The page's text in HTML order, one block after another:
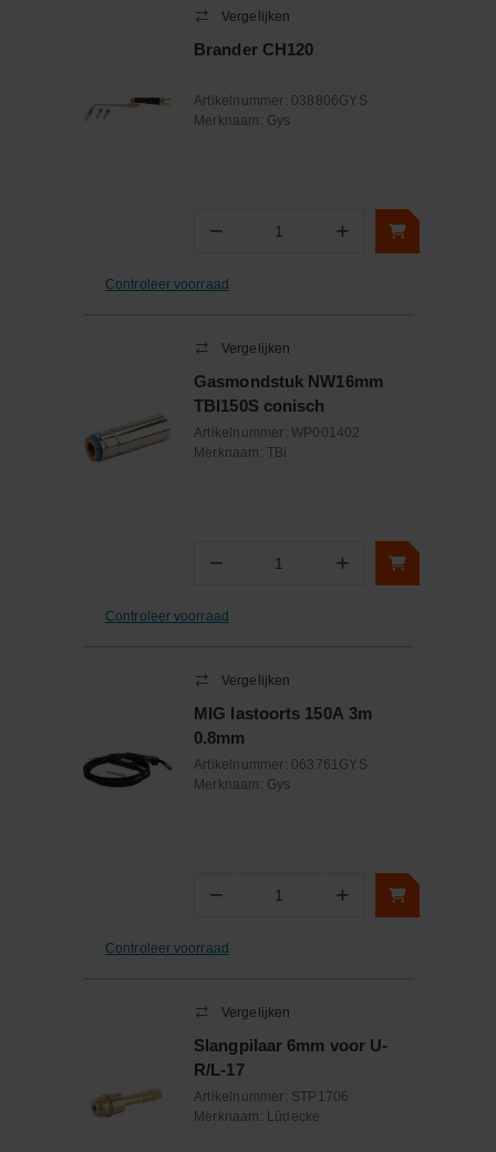
Vergelijken
Brander CH120
Artikelnummer: 038806GYS
Merknaam: Gys
− Aantal +
Controleer voorraad
Vergelijken
Gasmondstuk NW16mm
TBI150S conisch
Artikelnummer: WP001402
Merknaam: TBi
− Aantal +
Controleer voorraad
Vergelijken
MIG lastoorts 150A 3m
0.8mm
Artikelnummer: 063761GYS
Merknaam: Gys
− Aantal +
Controleer voorraad
Vergelijken
Slangpilaar 6mm voor U-
R/L-17
Artikelnummer: STP1706
Merknaam: Lüdecke